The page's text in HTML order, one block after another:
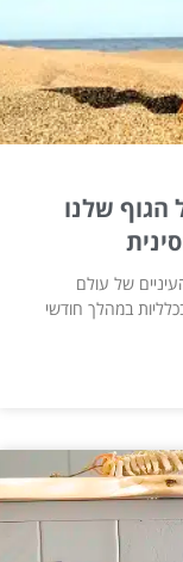
הגוף שלנו
של עולם
במהלך חודשי